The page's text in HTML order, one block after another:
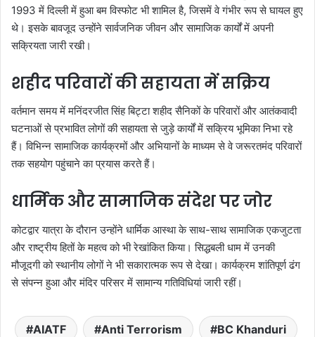
1993 में दिल्ली में हुआ बम विस्फोट भी शामिल है, जिसमें वे गंभीर रूप से घायल हुए
थे। इसके बावजूद उन्होंने सार्वजनिक जीवन और सामाजिक कार्यों में अपनी
सक्रियता जारी रखी।
शहीद परिवारों की सहायता में सक्रिय
वर्तमान समय में मनिंदरजीत सिंह बिट्टा शहीद सैनिकों के परिवारों और आतंकवादी
घटनाओं से प्रभावित लोगों की सहायता से जुड़े कार्यों में सक्रिय भूमिका निभा रहे
हैं। विभिन्न सामाजिक कार्यक्रमों और अभियानों के माध्यम से वे जरूरतमंद परिवारों
तक सहयोग पहुंचाने का प्रयास करते हैं।
धार्मिक और सामाजिक संदेश पर जोर
कोटद्वार यात्रा के दौरान उन्होंने धार्मिक आस्था के साथ-साथ सामाजिक एकजुटता
और राष्ट्रीय हितों के महत्व को भी रेखांकित किया। सिद्धबली धाम में उनकी
मौजूदगी को स्थानीय लोगों ने भी सकारात्मक रूप से देखा। कार्यक्रम शांतिपूर्ण ढंग
से संपन्न हुआ और मंदिर परिसर में सामान्य गतिविधियां जारी रहीं।
AIATF Anti Terrorism BC Khanduri